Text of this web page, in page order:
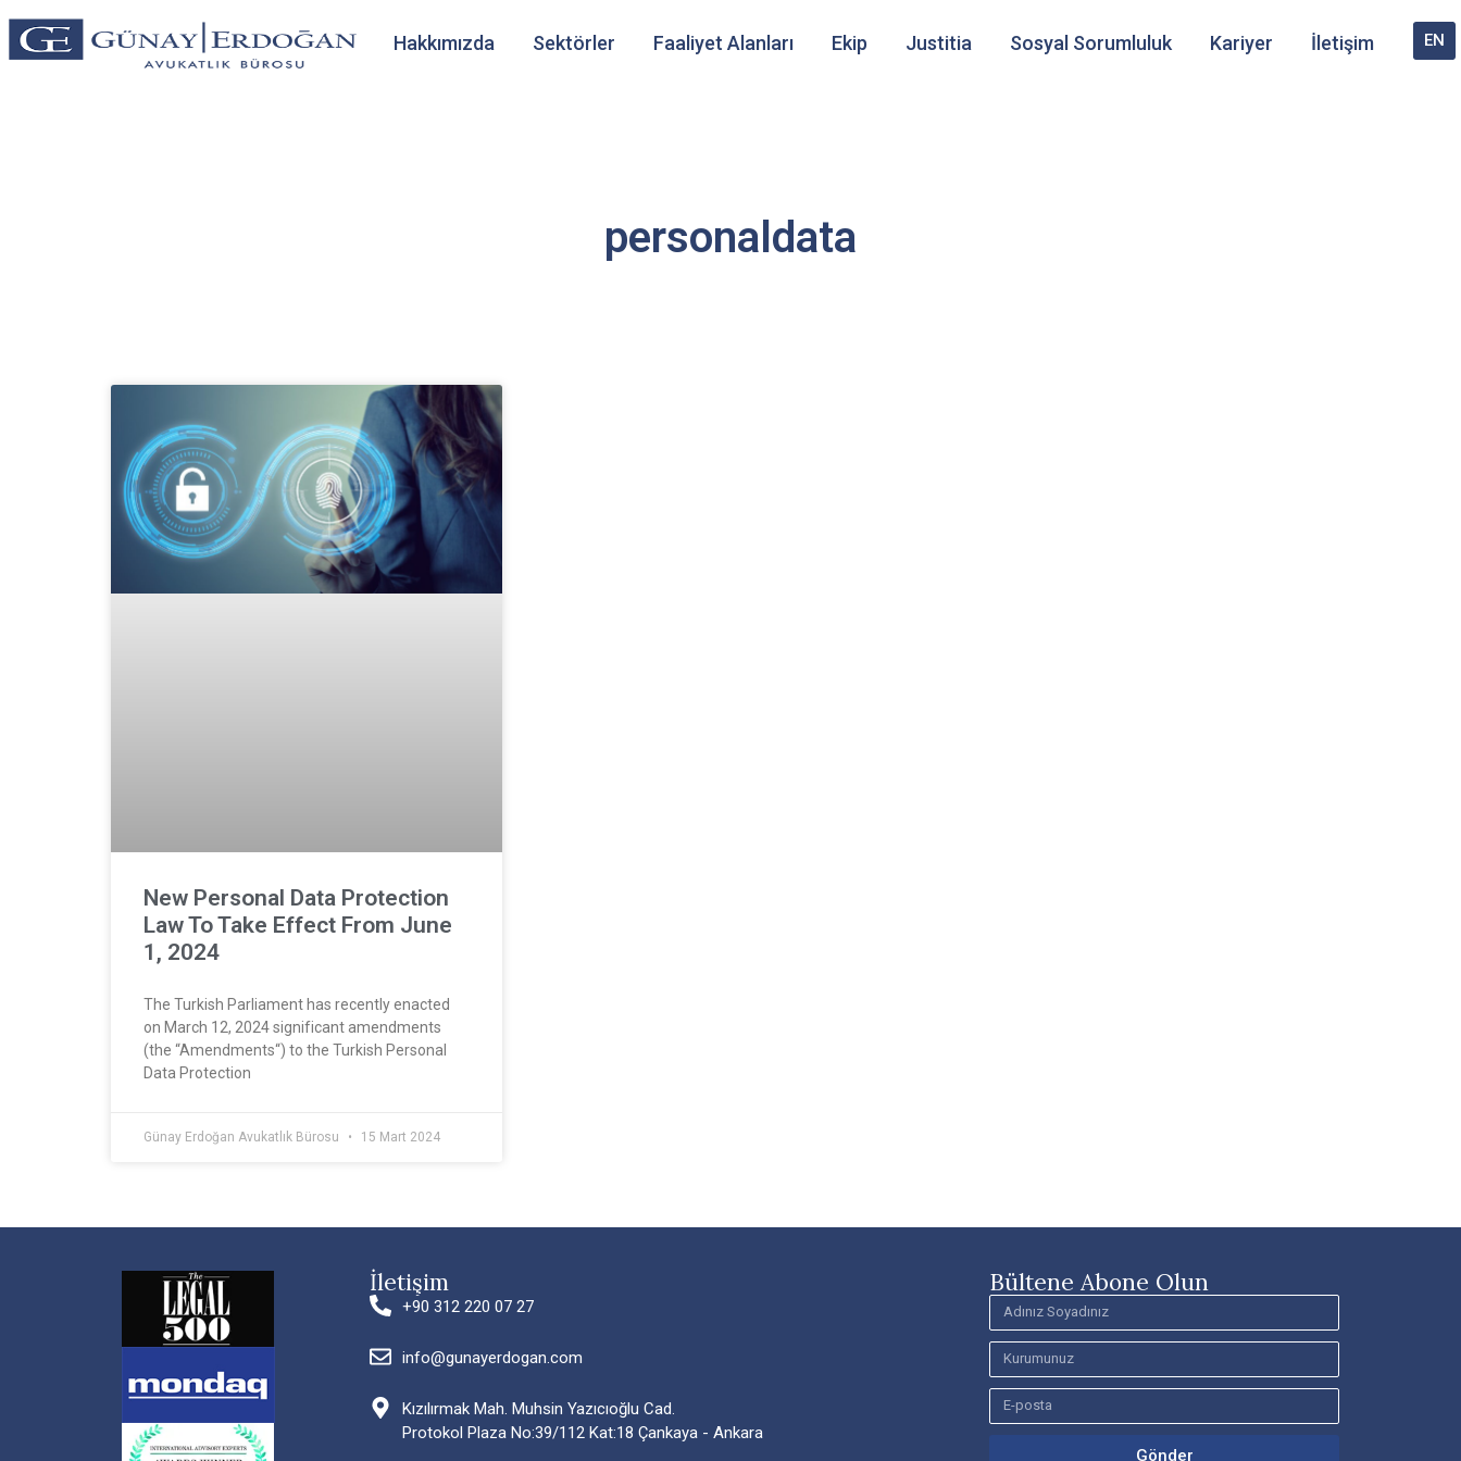
Hakkımızda Sektörler Faaliyet Alanları Ekip Justitia Sosyal Sorumluluk Kariyer İletişim EN
personaldata
New Personal Data Protection
Law To Take Effect From June
1, 2024
The Turkish Parliament has recently enacted
on March 12, 2024 significant amendments
(the “Amendments“) to the Turkish Personal
Data Protection
Günay Erdoğan Avukatlık Bürosu 15 Mart 2024
İletişim
+90 312 220 07 27
info@gunayerdogan.com
Kızılırmak Mah. Muhsin Yazıcıoğlu Cad.
Protokol Plaza No:39/112 Kat:18 Çankaya - Ankara
Bültene Abone Olun
Gönder